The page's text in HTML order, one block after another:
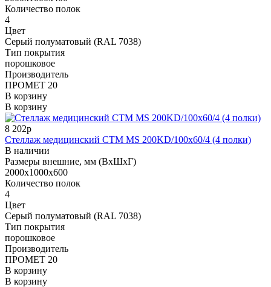
Количество полок
4
Цвет
Cерый полуматовый (RAL 7038)
Тип покрытия
порошковое
Производитель
ПРОМЕТ 20
В корзину
В корзину
8 202р
Стеллаж медицинский СТМ MS 200KD/100х60/4 (4 полки)
В наличии
Размеры внешние, мм (ВхШхГ)
2000x1000x600
Количество полок
4
Цвет
Cерый полуматовый (RAL 7038)
Тип покрытия
порошковое
Производитель
ПРОМЕТ 20
В корзину
В корзину